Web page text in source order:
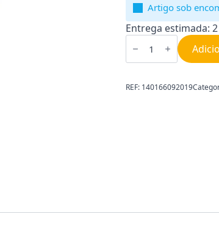
Artigo sob
Entrega estimada:
Quantidade
de
de
AEG
|
REF: 140166092019